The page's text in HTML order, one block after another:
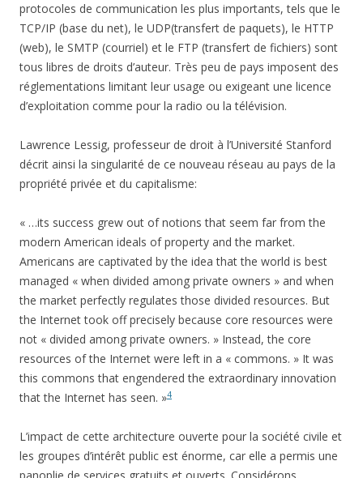
protocoles de communication les plus importants, tels que le
TCP/IP (base du net), le UDP(transfert de paquets), le HTTP
(web), le SMTP (courriel) et le FTP (transfert de fichiers) sont
tous libres de droits d’auteur. Très peu de pays imposent des
réglementations limitant leur usage ou exigeant une licence
d’exploitation comme pour la radio ou la télévision.
Lawrence Lessig, professeur de droit à l’Université Stanford
décrit ainsi la singularité de ce nouveau réseau au pays de la
propriété privée et du capitalisme:
« …its success grew out of notions that seem far from the
modern American ideals of property and the market.
Americans are captivated by the idea that the world is best
managed « when divided among private owners » and when
the market perfectly regulates those divided resources. But
the Internet took off precisely because core resources were
not « divided among private owners. » Instead, the core
resources of the Internet were left in a « commons. » It was
this commons that engendered the extraordinary innovation
that the Internet has seen. »4
L’impact de cette architecture ouverte pour la société civile et
les groupes d’intérêt public est énorme, car elle a permis une